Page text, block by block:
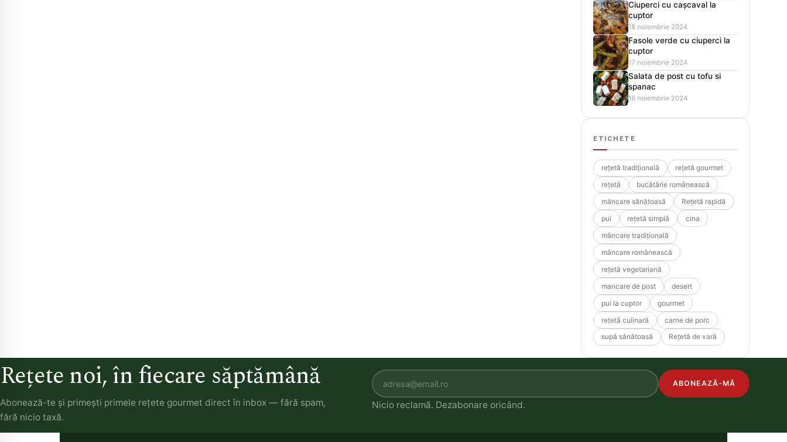
Ciuperci cu cașcaval la
cuptor
18 noiembrie 2024
Fasole verde cu ciuperci la
cuptor
17 noiembrie 2024
Salata de post cu tofu si
spanac
16 noiembrie 2024
ETICHETE
rețetă tradițională
rețetă gourmet
rețetă
bucătărie românească
mâncare sănătoasă
Rețetă rapidă
pui
rețetă simplă
cina
mâncare tradițională
mâncare românească
rețetă vegetariană
mancare de post
desert
pui la cuptor
gourmet
rețetă culinară
carne de porc
supă sănătoasă
Rețetă de vară
Rețete noi, în fiecare săptămână
Abonează-te și primești primele rețete gourmet direct în inbox — fără spam,
fără nicio taxă.
ABONEAZĂ-MĂ
Nicio reclamă. Dezabonare oricând.